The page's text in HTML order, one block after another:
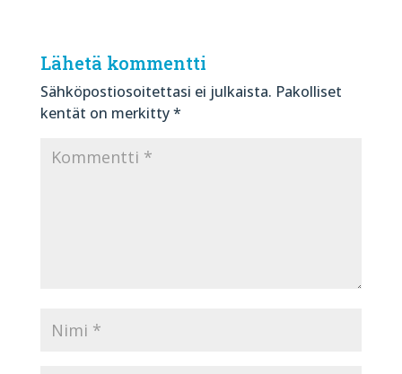
Lähetä kommentti
Sähköpostiosoitettasi ei julkaista. Pakolliset
kentät on merkitty*